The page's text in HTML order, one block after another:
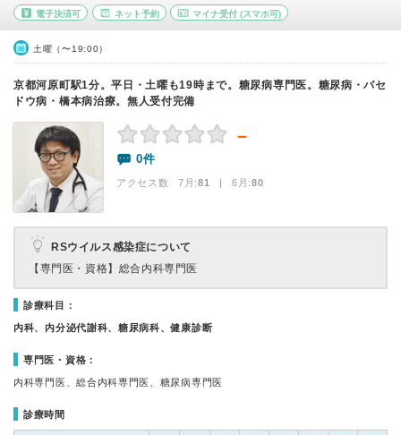
電子決済可 ネット予約 マイナ受付 (スマホ可)
土曜（〜19:00）
京都河原町駅1分。平日・土曜も19時まで。糖尿病専門医。糖尿病・バセ
ドウ病・橋本病治療。無人受付完備
－
0件
アクセス数 7月:81 | 6月:80
RSウイルス感染症について
【専門医・資格】 総合内科専門医
診療科目：
内科、内分泌代謝科、糖尿病科、健康診断
専門医・資格：
内科専門医、総合内科専門医、糖尿病専門医
診療時間